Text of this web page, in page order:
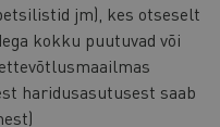
jm), kes otseselt
kokku puutuvad või
haridusasutusest saab